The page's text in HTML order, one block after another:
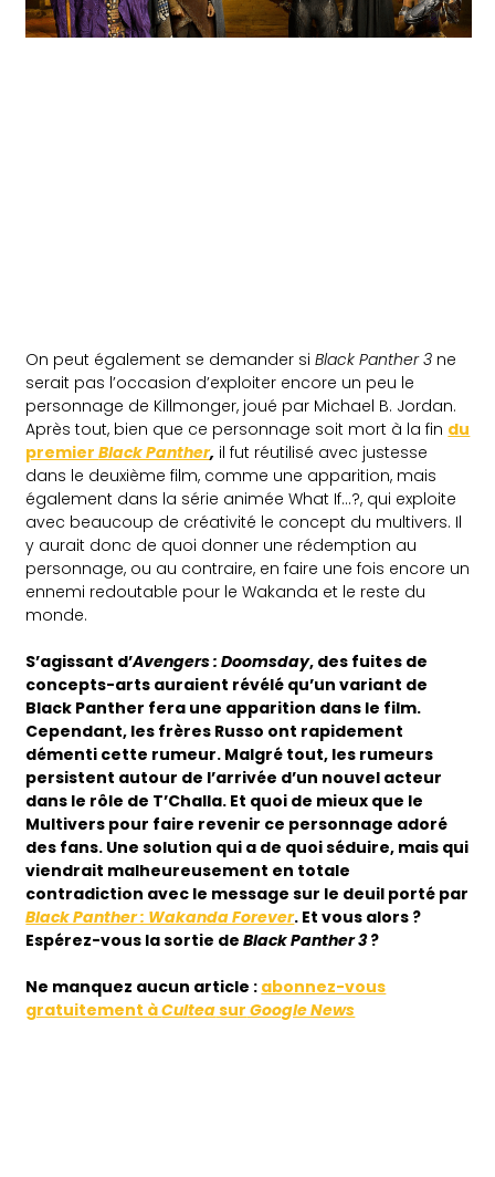
On peut également se demander siBlack Panther 3 ne
serait pas l’occasion d’exploiter encore un peu le
personnage de Killmonger, joué par Michael B. Jordan.
Après tout, bien que ce personnage soit mort à la fin du
premierBlack Panther, il fut réutilisé avec justesse
dans le deuxième film, comme une apparition, mais
également dans la série animée What If…?, qui exploite
avec beaucoup de créativité le concept du multivers. Il
y aurait donc de quoi donner une rédemption au
personnage, ou au contraire, en faire une fois encore un
ennemi redoutable pour le Wakanda et le reste du
monde.
S’agissant d’Avengers : Doomsday, des fuites de
concepts-arts auraient révélé qu’un variant de
Black Panther fera une apparition dans le film.
Cependant, les frères Russo ont rapidement
démenti cette rumeur. Malgré tout, les rumeurs
persistent autour de l’arrivée d’un nouvel acteur
dans le rôle de T’Challa. Et quoi de mieux que le
Multivers pour faire revenir ce personnage adoré
des fans. Une solution qui a de quoi séduire, mais qui
viendrait malheureusement en totale
contradiction avec le message sur le deuil porté par
Black Panther : Wakanda Forever. Et vous alors ?
Espérez-vous la sortie deBlack Panther 3?
Ne manquez aucun article : abonnez-vous
gratuitement àCulteasur Google News